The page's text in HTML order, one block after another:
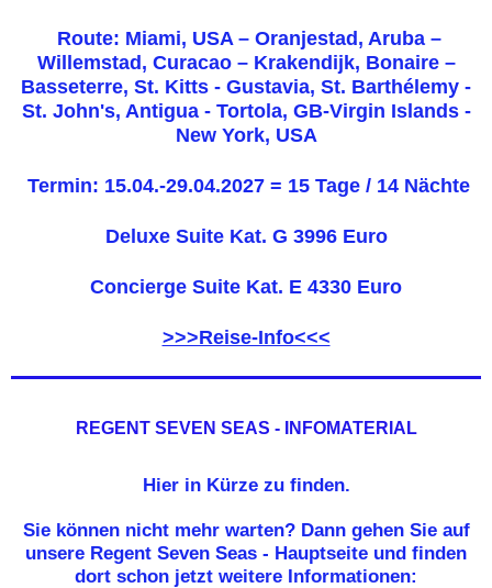
Route: Miami, USA – Oranjestad, Aruba –
Willemstad, Curacao – Krakendijk, Bonaire –
Basseterre, St. Kitts - Gustavia, St. Barthélemy -
St. John's, Antigua - Tortola, GB-Virgin Islands -
New York, USA
Termin: 15.04.-29.04.2027 = 15 Tage / 14 Nächte
Deluxe Suite Kat. G 3996 Euro
Concierge Suite Kat. E 4330 Euro
>>>Reise-Info<<<
REGENT SEVEN SEAS - INFOMATERIAL
Hier in Kürze zu finden.
Sie können nicht mehr warten? Dann gehen Sie auf
unsere Regent Seven Seas - Hauptseite und finden
dort schon jetzt weitere Informationen: